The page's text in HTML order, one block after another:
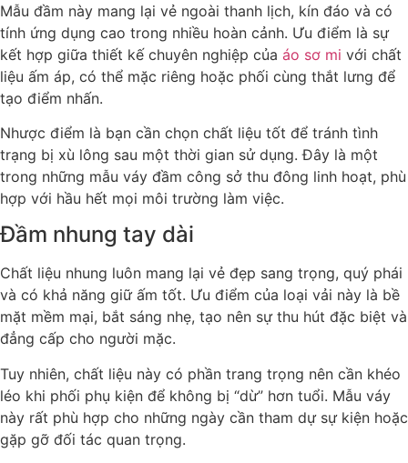
Mẫu đầm này mang lại vẻ ngoài thanh lịch, kín đáo và có
tính ứng dụng cao trong nhiều hoàn cảnh. Ưu điểm là sự
kết hợp giữa thiết kế chuyên nghiệp của áo sơ mi với chất
liệu ấm áp, có thể mặc riêng hoặc phối cùng thắt lưng để
tạo điểm nhấn.
Nhược điểm là bạn cần chọn chất liệu tốt để tránh tình
trạng bị xù lông sau một thời gian sử dụng. Đây là một
trong những mẫu váy đầm công sở thu đông linh hoạt, phù
hợp với hầu hết mọi môi trường làm việc.
Đầm nhung tay dài
Chất liệu nhung luôn mang lại vẻ đẹp sang trọng, quý phái
và có khả năng giữ ấm tốt. Ưu điểm của loại vải này là bề
mặt mềm mại, bắt sáng nhẹ, tạo nên sự thu hút đặc biệt và
đẳng cấp cho người mặc.
Tuy nhiên, chất liệu này có phần trang trọng nên cần khéo
léo khi phối phụ kiện để không bị “dừ” hơn tuổi. Mẫu váy
này rất phù hợp cho những ngày cần tham dự sự kiện hoặc
gặp gỡ đối tác quan trọng.